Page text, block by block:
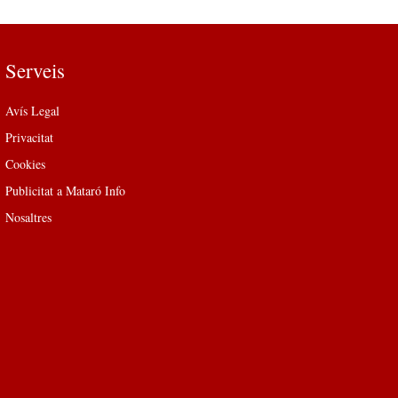
Serveis
Avís Legal
Privacitat
Cookies
Publicitat a Mataró Info
Nosaltres